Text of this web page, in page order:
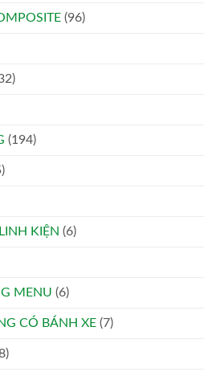
(96)
(194)
KIỆN (6)
MENU (6)
CÓ BÁNH XE (7)